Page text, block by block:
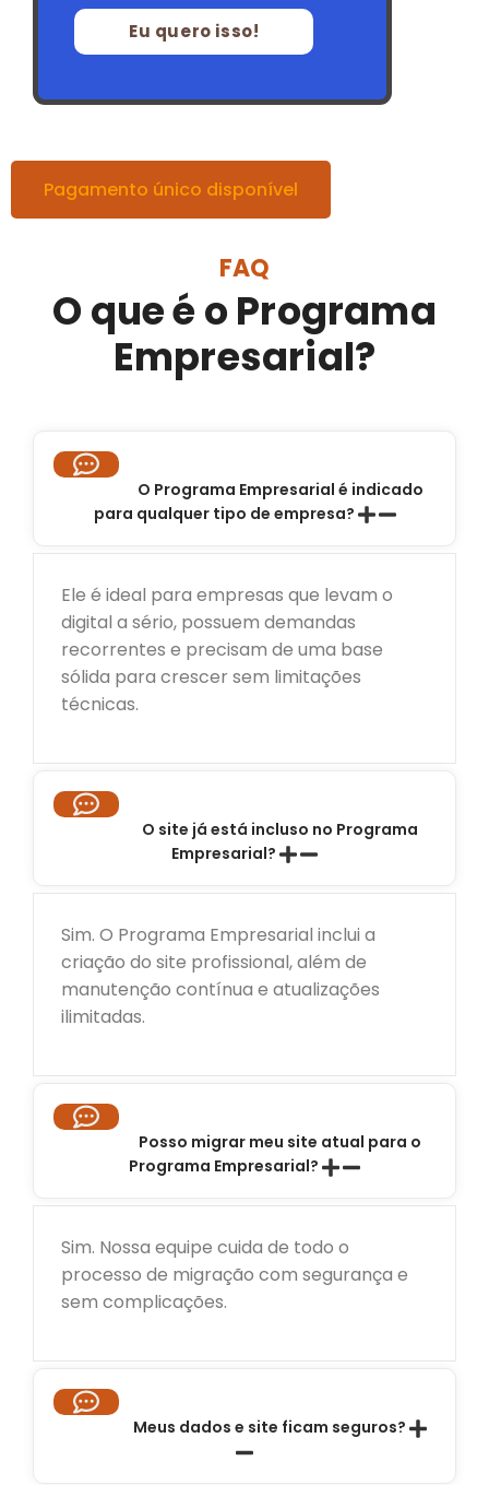
Eu quero isso!
Pagamento único disponível
FAQ
O que é o Programa
Empresarial?
O Programa Empresarial é indicado
para qualquer tipo de empresa?
Ele é ideal para empresas que levam o
digital a sério, possuem demandas
recorrentes e precisam de uma base
sólida para crescer sem limitações
técnicas.
O site já está incluso no Programa
Empresarial?
Sim. O Programa Empresarial inclui a
criação do site profissional, além de
manutenção contínua e atualizações
ilimitadas.
Posso migrar meu site atual para o
Programa Empresarial?
Sim. Nossa equipe cuida de todo o
processo de migração com segurança e
sem complicações.
Meus dados e site ficam seguros?